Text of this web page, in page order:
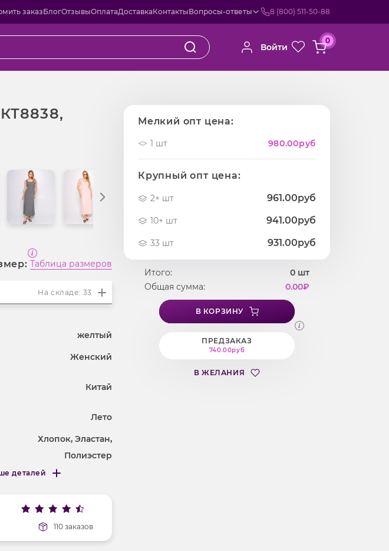
заказБлогОтзывыОплатаДоставкаКонтактыВопросы-ответы 8 (800) 511-50-88
Войти
0
Таблица размеров
На складе: 33
желтый
Женский
Китай
Лето
Хлопок, Эластан,
Полиэстер
полуприлегающий
без рукавов
деталей
деталей
110 заказов
Мелкий опт цена:
1 шт 980.00руб
Крупный опт цена:
2+ шт 961.00руб
10+ шт 941.00руб
33 шт 931.00руб
Итого: 0 шт
Общая сумма:
0.00₽
В КОРЗИНУ
ПРЕДЗАКАЗ
740.00руб
В ЖЕЛАНИЯ